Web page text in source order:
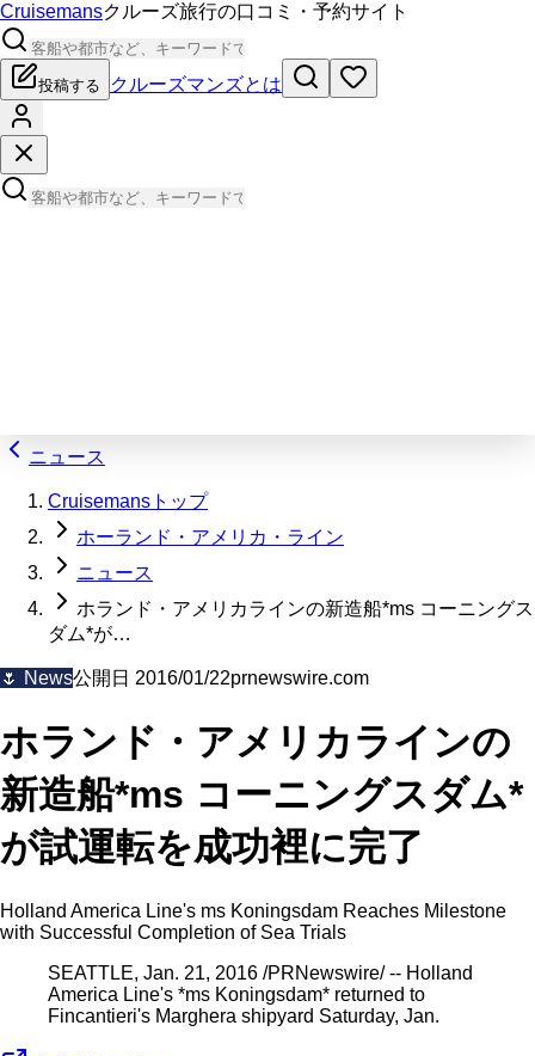
Cruisemansクルーズ旅行の口コミ・予約サイト
投稿する クルーズマンズとは
ニュース
Cruisemansトップ
ホーランド・アメリカ・ライン
ニュース
ホランド・アメリカラインの新造船*ms コーニングス
ダム*が…
🌷 News公開日 2016/01/22prnewswire.com
ホランド・アメリカラインの
新造船*ms コーニングスダム*
が試運転を成功裡に完了
Holland America Line's ms Koningsdam Reaches Milestone
with Successful Completion of Sea Trials
SEATTLE, Jan. 21, 2016 /PRNewswire/ -- Holland
America Line's *ms Koningsdam* returned to
Fincantieri's Marghera shipyard Saturday, Jan.